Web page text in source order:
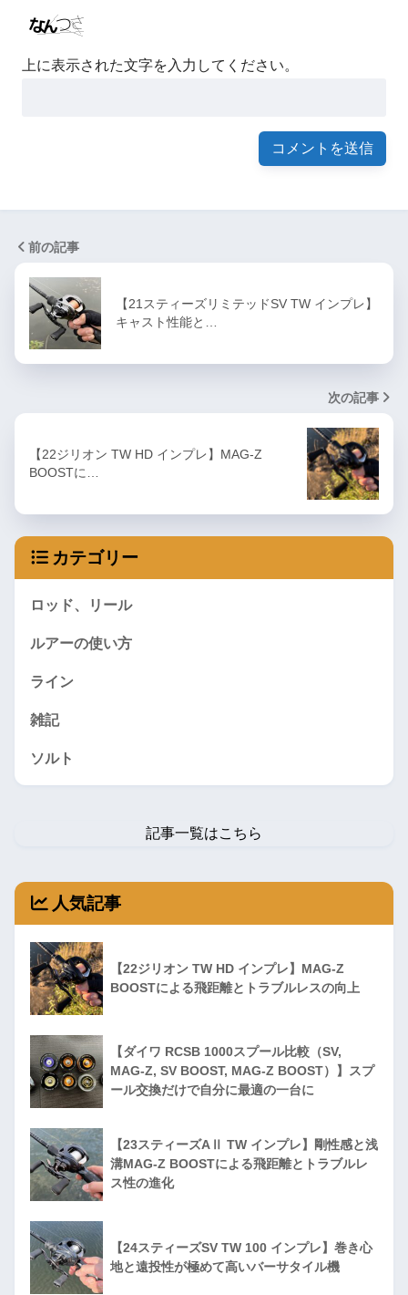
上に表示された文字を入力してください。
前の記事
【21スティーズリミテッドSV TW インプレ】
キャスト性能と…
次の記事
【22ジリオン TW HD インプレ】MAG-Z
BOOSTに…
カテゴリー
ロッド、リール
ルアーの使い方
ライン
雑記
ソルト
記事一覧はこちら
人気記事
【22ジリオン TW HD インプレ】MAG-Z
BOOSTによる飛距離とトラブルレスの向上
【ダイワ RCSB 1000スプール比較（SV,
MAG-Z, SV BOOST, MAG-Z BOOST）】スプ
ール交換だけで自分に最適の一台に
【23スティーズAⅡ TW インプレ】剛性感と浅
溝MAG-Z BOOSTによる飛距離とトラブルレ
ス性の進化
【24スティーズSV TW 100 インプレ】巻き心
地と遠投性が極めて高いバーサタイル機